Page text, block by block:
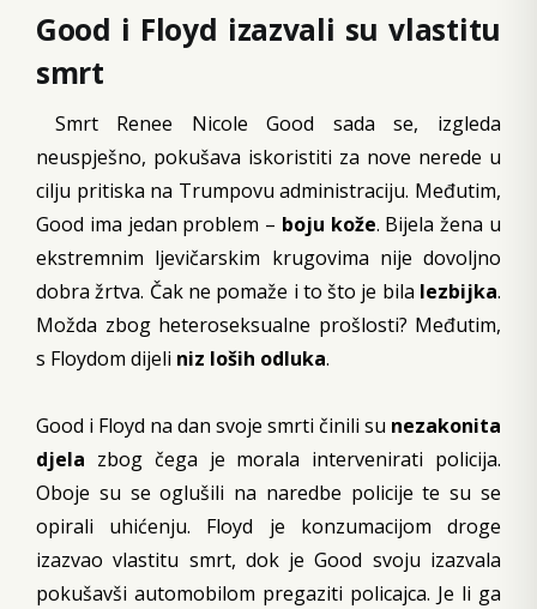
Good i Floyd izazvali su vlastitu
smrt
Smrt Renee Nicole Good sada se, izgleda
neuspješno, pokušava iskoristiti za nove nerede u
cilju pritiska na Trumpovu administraciju. Međutim,
Good ima jedan problem – boju kože. Bijela žena u
ekstremnim ljevičarskim krugovima nije dovoljno
dobra žrtva. Čak ne pomaže i to što je bila lezbijka.
Možda zbog heteroseksualne prošlosti? Međutim,
s Floydom dijeli niz loših odluka.
Good i Floyd na dan svoje smrti činili su nezakonita
djela zbog čega je morala intervenirati policija.
Oboje su se oglušili na naredbe policije te su se
opirali uhićenju. Floyd je konzumacijom droge
izazvao vlastitu smrt, dok je Good svoju izazvala
pokušavši automobilom pregaziti policajca. Je li ga